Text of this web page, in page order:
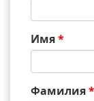
Имя*
Фамилия*